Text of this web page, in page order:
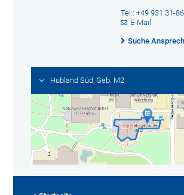
Tel.: +49 931 31-
E-Mail
Suche
Hubland Süd, Geb. M2